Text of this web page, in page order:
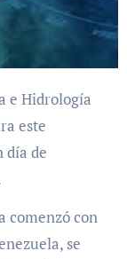
este
día de
comenzó con
se